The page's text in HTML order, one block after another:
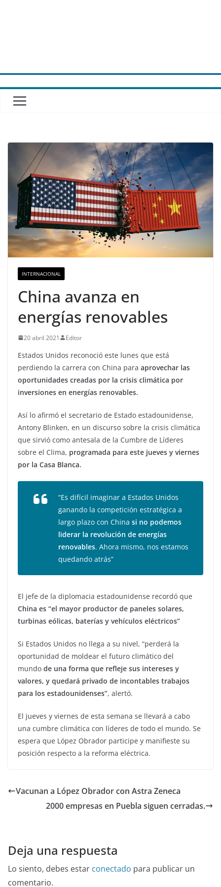
INTERNACIONAL
China avanza en
energías renovables
20 abril 2021 Editor
Estados Unidos reconoció este lunes que está
perdiendo la carrera con China para aprovechar las
oportunidades creadas por la crisis climática por
inversiones en energías renovables.
Así lo afirmó el secretario de Estado estadounidense,
Antony Blinken, en un discurso sobre la crisis climática
que sirvió como antesala de la Cumbre de Líderes
sobre el Clima, programada para este jueves y viernes
por la Casa Blanca.
“Es difícil imaginar a Estados Unidos
ganando la competición estratégica a
largo plazo con China si no podemos
liderar la revolución de energías
renovables. Ahora mismo, nos estamos
quedando atrás”
El jefe de la diplomacia estadounidense recordó que
China es “el mayor productor de paneles solares,
turbinas eólicas, baterías y vehículos eléctricos”
Si Estados Unidos no llega a su nivel, “perderá la
oportunidad de moldear el futuro climático del
mundo de una forma que refleje sus intereses y
valores, y quedará privado de incontables trabajos
para los estadounidenses”, alertó.
El jueves y viernes de esta semana se llevará a cabo
una cumbre climática con líderes de todo el mundo. Se
espera que López Obrador participe y manifieste su
posición respecto a la reforma eléctrica.
Vacunan a López Obrador con Astra Zeneca
2000 empresas en Puebla siguen cerradas.
Deja una respuesta
Lo siento, debes estar conectado para publicar un
comentario.